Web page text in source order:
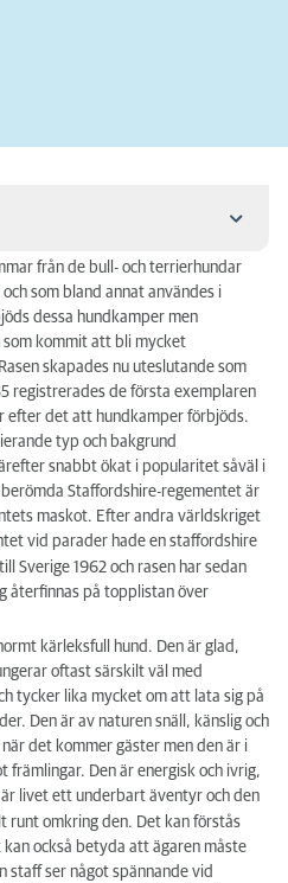
rasen
från de bull- och terrierhundar
som bland annat användes i
dessa hundkamper men
som kommit att bli mycket
skapades nu uteslutande som
registrerades de första exemplaren
efter det att hundkamper förbjöds.
typ och bakgrund
snabbt ökat i popularitet såväl i
Staffordshire-regementet är
maskot. Efter andra världskriget
vid parader hade en staffordshire
Sverige 1962 och rasen har sedan
återfinnas på topplistan över
kärleksfull hund. Den är glad,
oftast särskilt väl med
tycker lika mycket om att lata sig på
Den är av naturen snäll, känslig och
det kommer gäster men den är i
främlingar. Den är energisk och ivrig,
livet ett underbart äventyr och den
runt omkring den. Det kan förstås
också betyda att ägaren måste
staff ser något spännande vid